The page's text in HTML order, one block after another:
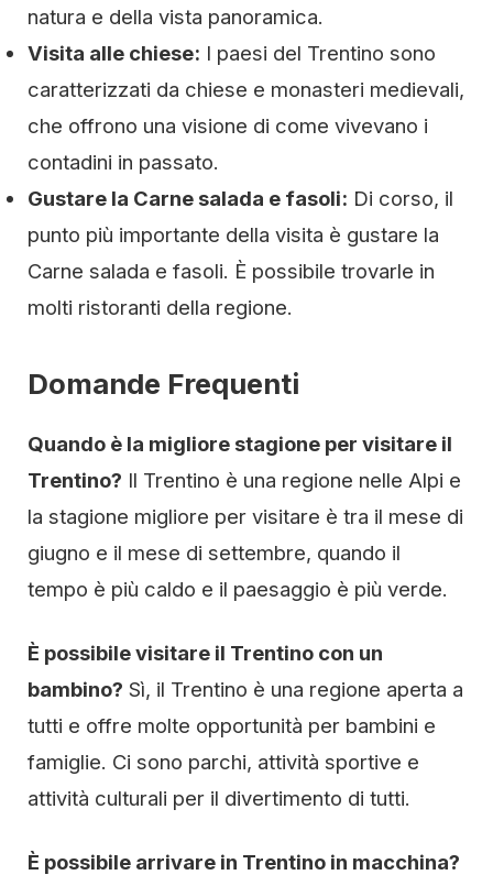
natura e della vista panoramica.
Visita alle chiese: I paesi del Trentino sono
caratterizzati da chiese e monasteri medievali,
che offrono una visione di come vivevano i
contadini in passato.
Gustare la Carne salada e fasoli: Di corso, il
punto più importante della visita è gustare la
Carne salada e fasoli. È possibile trovarle in
molti ristoranti della regione.
Domande Frequenti
Quando è la migliore stagione per visitare il
Trentino? Il Trentino è una regione nelle Alpi e
la stagione migliore per visitare è tra il mese di
giugno e il mese di settembre, quando il
tempo è più caldo e il paesaggio è più verde.
È possibile visitare il Trentino con un
bambino? Sì, il Trentino è una regione aperta a
tutti e offre molte opportunità per bambini e
famiglie. Ci sono parchi, attività sportive e
attività culturali per il divertimento di tutti.
È possibile arrivare in Trentino in macchina?